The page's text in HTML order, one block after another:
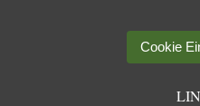
Cookie